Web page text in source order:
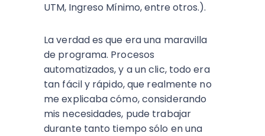
UTM, Ingreso Mínimo, entre otros.).
La verdad es que era una maravilla
de programa. Procesos
automatizados, y a un clic, todo era
tan fácil y rápido, que realmente no
me explicaba cómo, considerando
mis necesidades, pude trabajar
durante tanto tiempo sólo en una